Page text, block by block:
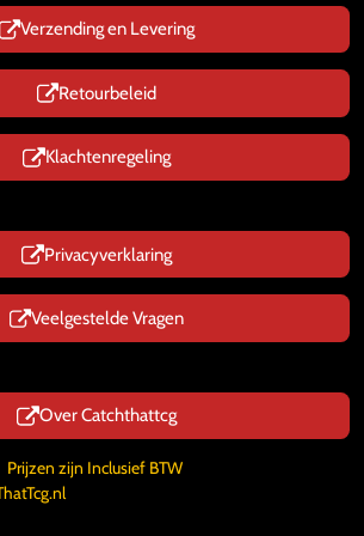
Verzending en Levering
Retourbeleid
Klachtenregeling
Privacyverklaring
Veelgestelde Vragen
Over Catchthattcg
Prijzen zijn Inclusief BTW